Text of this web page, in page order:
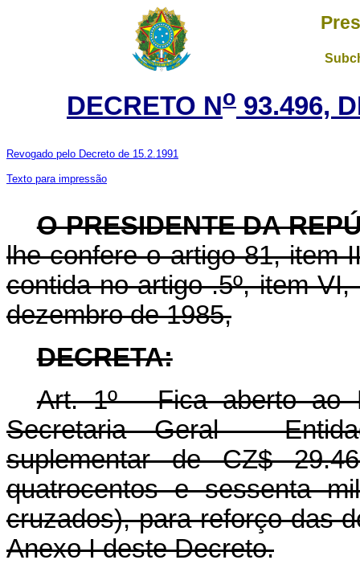
DECRETO No 93.496,
Revogado pelo Decreto de 15.2.1991
Texto para impressão
O PRESIDENTE DA
lhe confere o artigo 81, item
contida no artigo .5º, item VI,
dezembro de 1985,
DECRETA:
Art. 1º - Fica aberto ao
Secretaria Geral -
suplementar de CZ$
quatrocentos e sessenta
cruzados), para reforço das
Anexo I deste Decreto.